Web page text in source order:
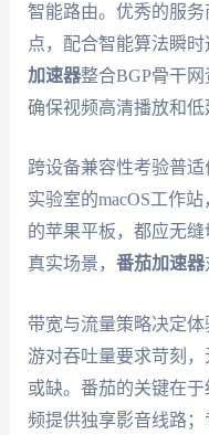
智能路由。优秀的服
点，配合智能算法瞬
加速器整合BGP骨干网
确保视频高清播放和低
跨设备兼容性考验普适
实验室的macOS工作
的苹果平板，都应无
真实场景， 番茄加速器
带宽与流量策略决定
游对吞吐量要求苛刻
或缺。番茄的关键在
频提供独享影音线路；